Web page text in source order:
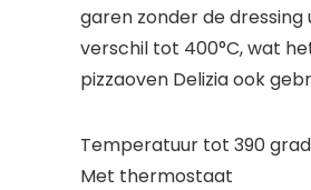
garen zonder de
verschil tot 400°C, wat
pizzaoven Delizia ook
Temperatuur tot 390
Met thermostaat